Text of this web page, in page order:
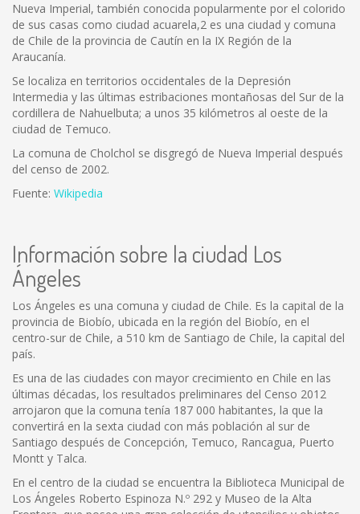
Nueva Imperial, también conocida popularmente por el colorido
de sus casas como ciudad acuarela,2 es una ciudad y comuna
de Chile de la provincia de Cautín en la IX Región de la
Araucanía.
Se localiza en territorios occidentales de la Depresión
Intermedia y las últimas estribaciones montañosas del Sur de la
cordillera de Nahuelbuta; a unos 35 kilómetros al oeste de la
ciudad de Temuco.
La comuna de Cholchol se disgregó de Nueva Imperial después
del censo de 2002.
Fuente: Wikipedia
Información sobre la ciudad Los
Ángeles
Los Ángeles es una comuna y ciudad de Chile. Es la capital de la
provincia de Biobío, ubicada en la región del Biobío, en el
centro-sur de Chile, a 510 km de Santiago de Chile, la capital del
país.
Es una de las ciudades con mayor crecimiento en Chile en las
últimas décadas, los resultados preliminares del Censo 2012
arrojaron que la comuna tenía 187 000 habitantes, la que la
convertirá en la sexta ciudad con más población al sur de
Santiago después de Concepción, Temuco, Rancagua, Puerto
Montt y Talca.
En el centro de la ciudad se encuentra la Biblioteca Municipal de
Los Ángeles Roberto Espinoza N.º 292 y Museo de la Alta